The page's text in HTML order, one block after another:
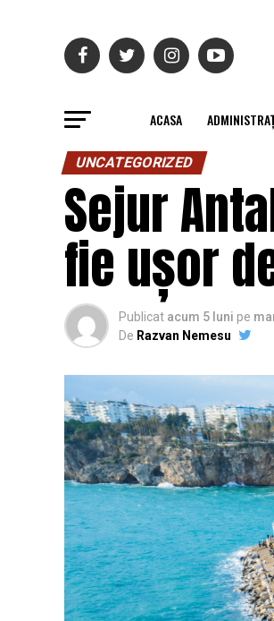
ACASA
UNCATEGORIZED
Sejur
fie ușor
Publicat acum 5 luni pe
De Razvan Nemesu